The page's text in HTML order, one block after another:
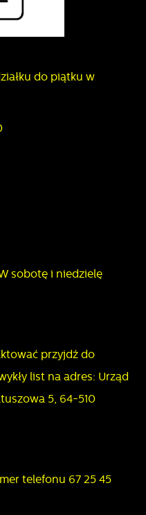
do piątku w
sobotę i niedzielę
przyjdź do
list na adres: Urząd
5, 64-510
telefonu 67 25 45